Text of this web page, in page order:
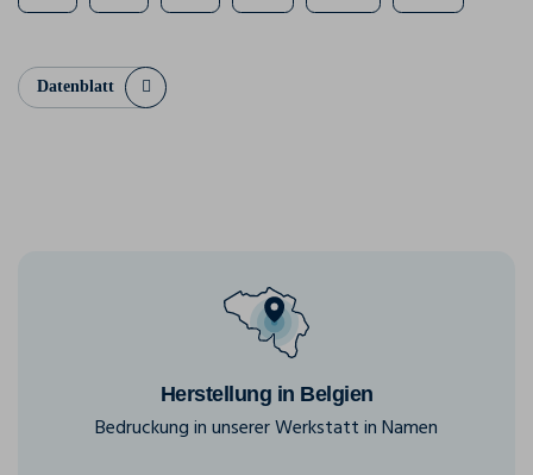
Datenblatt
Herstellung in Belgien
Bedruckung in unserer Werkstatt in Namen